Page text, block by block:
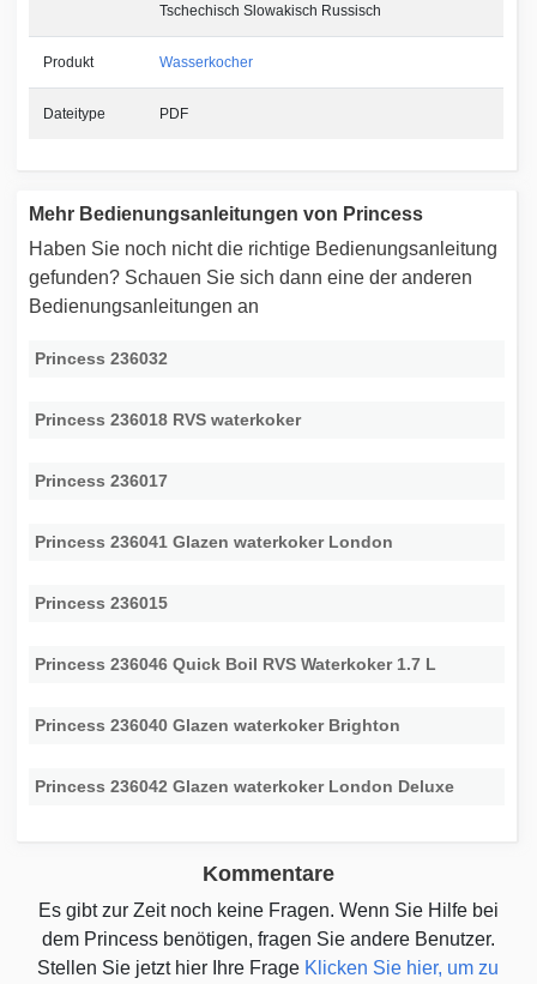
Tschechisch Slowakisch Russisch
Produkt Wasserkocher
Dateitype PDF
Mehr Bedienungsanleitungen von Princess
Haben Sie noch nicht die richtige Bedienungsanleitung
gefunden? Schauen Sie sich dann eine der anderen
Bedienungsanleitungen an
Princess 236032
Princess 236018 RVS waterkoker
Princess 236017
Princess 236041 Glazen waterkoker London
Princess 236015
Princess 236046 Quick Boil RVS Waterkoker 1.7 L
Princess 236040 Glazen waterkoker Brighton
Princess 236042 Glazen waterkoker London Deluxe
Kommentare
Es gibt zur Zeit noch keine Fragen. Wenn Sie Hilfe bei
dem Princess benötigen, fragen Sie andere Benutzer.
Stellen Sie jetzt hier Ihre Frage Klicken Sie hier, um zu